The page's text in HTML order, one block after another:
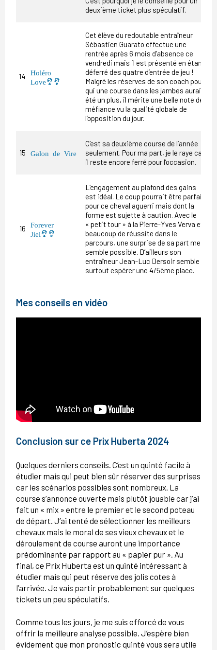
deuxième ticket plus spéculatif.
14
Holéro
Love
Cet élève du redoutable entraîneur
Sébastien Guarato effectue une
rentrée après 6 mois d’absence ce
vendredi mais il est présenté en étant
déferré des quatre d’entrée de jeu !
Malgré les réserves de son coach pour
qui une course dans les jambes aurait
été un plus, il mérite une belle note de
méfiance vu la qualité globale de
l’opposition du jour.
15 Galon de Vire
C’est sa deuxième course de l’année
seulement. Pour ma part, je le raye car
il reste encore ferré pour l’occasion.
16
Forever
Jiel
L’engagement au plafond des gains
est idéal. Le coup pourrait être parfait
pour ce cheval aguerri mais dont la
forme est sujette à caution. Avec le
« petit tour » à la Pierre-Yves Verva et
beaucoup de réussite dans le
parcours, une surprise de sa part me
semble possible. D’ailleurs son
entraîneur Jean-Luc Dersoir semble
surtout espérer une 4/5ème place.
Mes conseils en vidéo
Conclusion sur ce Prix Huberta 2024
Quelques derniers conseils. C’est un quinté facile à
étudier mais qui peut bien sûr réserver des surprises
car les scénarios possibles sont nombreux. La
course s’annonce ouverte mais plutôt jouable car j’ai
fait un « mix » entre le premier et le second poteau
de départ. J’ai tenté de sélectionner les meilleurs
chevaux mais le moral de ses vieux chevaux et le
déroulement de course auront une importance
prédominante par rapport au « papier pur ». Au
final, ce Prix Huberta est un quinté intéressant à
étudier mais qui peut réserve des jolis cotes à
l’arrivée. Je vais partir probablement sur quelques
tickets un peu spéculatifs.
Comme tous les jours, je me suis efforcé de vous
offrir la meilleure analyse possible. J’espère bien
évidement que mon pronostic quinté vous sera utile